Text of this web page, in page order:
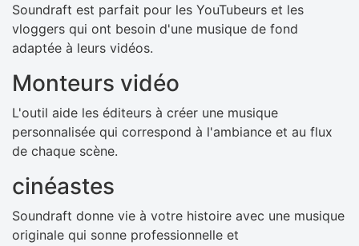
Soundraft est parfait pour les YouTubeurs et les
vloggers qui ont besoin d'une musique de fond
adaptée à leurs vidéos.
Monteurs vidéo
L'outil aide les éditeurs à créer une musique
personnalisée qui correspond à l'ambiance et au flux
de chaque scène.
cinéastes
Soundraft donne vie à votre histoire avec une musique
originale qui sonne professionnelle et